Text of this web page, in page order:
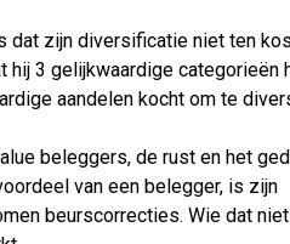
dat zijn diversificatie niet ten
hij 3 gelijkwaardige categorieën
aandelen kocht om te
beleggers, de rust en het
van een belegger, is zijn
beurscorrecties. Wie dat